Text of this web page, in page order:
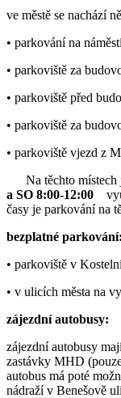
ve městě se nachází
• parkování na
• parkoviště za
• parkoviště před
• parkoviště za
• parkoviště vjezd z
Na těchto místech
a SO 8:00-12:00
časy je parkování na
bezplatné parkování:
• parkoviště v
• v ulicích města na
zájezdní autobusy:
zájezdní autobusy
zastávky MHD
autobus má poté
nádraží v Benešově